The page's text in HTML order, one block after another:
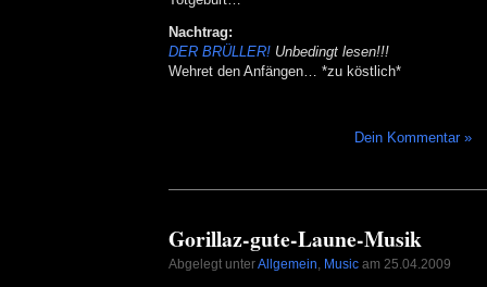
Nachtrag:
DER BRÜLLER! Unbedingt lesen!!!
Wehret den Anfängen… *zu köstlich*
Dein Kommentar »
Gorillaz-gute-Laune-Musik
Abgelegt unterAllgemein, Music am 25.04.2009